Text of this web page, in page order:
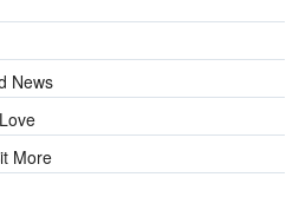
News
More